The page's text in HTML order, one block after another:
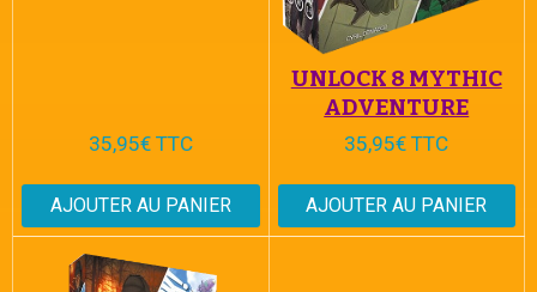
35,95€ TTC
AJOUTER AU PANIER
UNLOCK 8 MYTHIC
ADVENTURE
35,95€ TTC
AJOUTER AU PANIER